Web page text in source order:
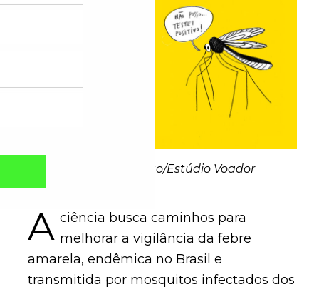
Ilustração: Walter Rego/Estúdio Voador
A ciência busca caminhos para
melhorar a vigilância da febre
amarela, endêmica no Brasil e
transmitida por mosquitos infectados dos